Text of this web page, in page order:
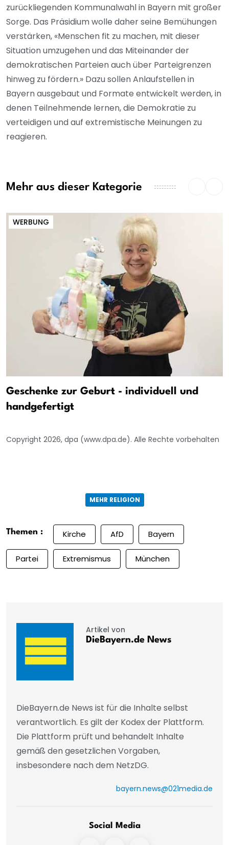
zurückliegenden Kommunalwahl in Bayern mit großer
Sorge. Das Präsidium wolle daher seine Bemühungen
verstärken, «Menschen fit zu machen, mit dieser
Situation umzugehen und das Miteinander der
demokratischen Parteien auch über Parteigrenzen
hinweg zu fördern.» Dazu sollen Anlaufstellen in
Bayern ausgebaut und Formate entwickelt werden, in
denen Teilnehmende lernen, die Demokratie zu
verteidigen und auf extremistische Meinungen zu
reagieren.
Mehr aus dieser Kategorie
WERBUNG
Geschenke zur Geburt - individuell und
handgefertigt
Copyright 2026, dpa (www.dpa.de). Alle Rechte vorbehalten
MEHR RELIGION
Themen : Kirche AfD Bayern
Partei Extremismus München
Artikel von
DieBayern.de News
DieBayern.de News ist für die Inhalte selbst
verantwortlich. Es gilt der Kodex der Plattform.
Die Plattform prüft und behandelt Inhalte
gemäß den gesetzlichen Vorgaben,
insbesondere nach dem NetzDG.
bayern.news@021media.de
Social Media